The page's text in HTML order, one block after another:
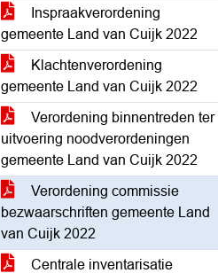
Inspraakverordening
gemeente Land van Cuijk 2022
Klachtenverordening
gemeente Land van Cuijk 2022
Verordening binnentreden ter
uitvoering noodverordeningen
gemeente Land van Cuijk 2022
Verordening commissie
bezwaarschriften gemeente Land
van Cuijk 2022
Centrale inventarisatie